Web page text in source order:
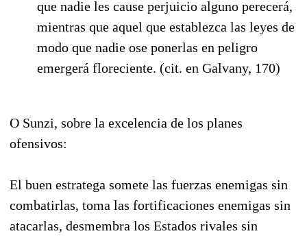
que nadie les cause perjuicio alguno perecerá,
mientras que aquel que establezca las leyes de
modo que nadie ose ponerlas en peligro
emergerá floreciente. (cit. en Galvany, 170)
O Sunzi, sobre la excelencia de los planes
ofensivos:
El buen estratega somete las fuerzas enemigas sin
combatirlas, toma las fortificaciones enemigas sin
atacarlas, desmembra los Estados rivales sin